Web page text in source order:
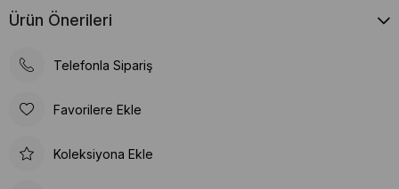
Ürün Önerileri
Telefonla Sipariş
Favorilere Ekle
Koleksiyona Ekle